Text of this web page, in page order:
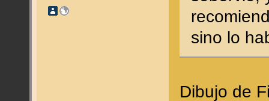
sino lo
Dibujo de